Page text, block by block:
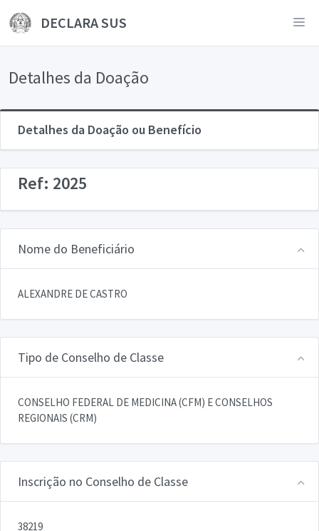
DECLARA SUS
Detalhes da Doação
Detalhes da Doação ou Benefício
Ref: 2025
Nome do Beneficiário
ALEXANDRE DE CASTRO
Tipo de Conselho de Classe
CONSELHO FEDERAL DE MEDICINA (CFM) E CONSELHOS
REGIONAIS (CRM)
Inscrição no Conselho de Classe
38219